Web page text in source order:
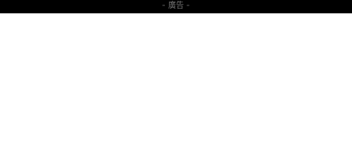
- 廣告 -